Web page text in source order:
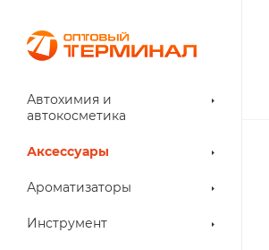
Автохимия и
автокосметика
Аксессуары
Ароматизаторы
Инструмент